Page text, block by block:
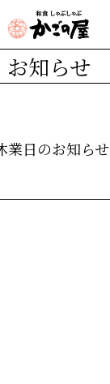
お知らせ
業日のお知らせ